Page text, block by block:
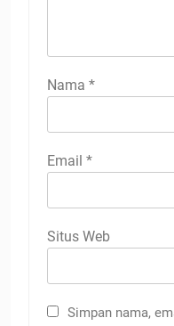
Nama *
Email *
Situs Web
Simpan nama,